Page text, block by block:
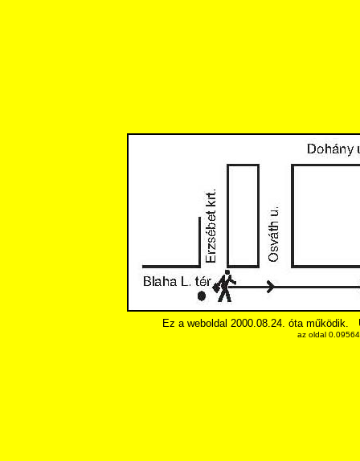
Ez a weboldal 2000.08.24. óta működik.
az oldal